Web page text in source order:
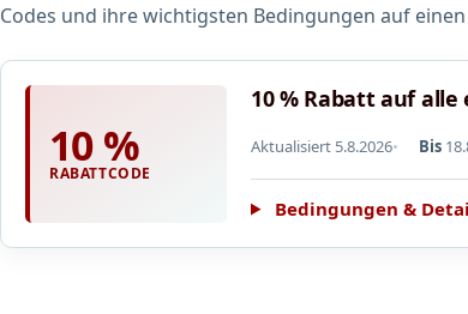
Codes und ihre wichtigsten Bedingungen auf einen
10 %
RABATTCODE
10 % Rabatt auf
Aktualisiert 5.8.2026 Bis
Bedingungen &